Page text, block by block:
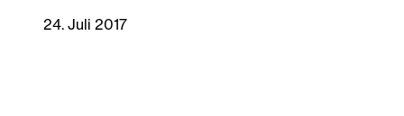
24. Juli 2017